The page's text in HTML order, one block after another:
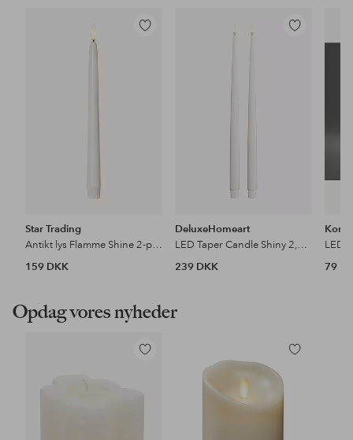
Tilføj
Star Trading
Antikt lys Flamme Shine 2-p, udendørs
159 DKK
Tilføj
DeluxeHomeart
LED Taper Candle Shiny 2,2x38 cm 2 stk.
239 DKK
LED
79
Opdag vores nyheder
Tilføj
Tilføj
favoritter